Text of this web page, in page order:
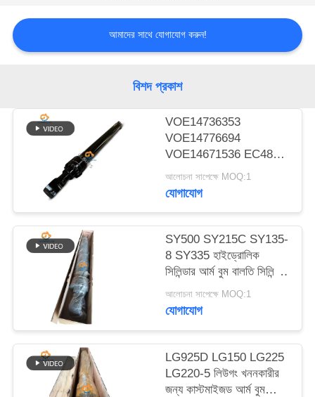
খবর
সাইট
গোপনীয়তা
নীতি
আমাদের সাথে যোগাযোগ করুন!
বিশদ প্রকাশ
VOE14736353
VOE14776694
VOE14671536 EC480D
EC480E EC750E এর
জন্য আর্ম বুম বকেট
আলোচনা সাপেক্ষে MOQ:1
যোগাযোগ
SY500 SY215C SY135-
8 SY335 হাইড্রোলিক
সিলিন্ডার আর্ম বুম বালতি সিলিন্ডার
খননকারীর উপর
আলোচনা সাপেক্ষে MOQ:1
যোগাযোগ
LG925D LG150 LG225
LG220-5 লিউগং খননকারীর
জন্য কাস্টমাইজড আর্ম বুম